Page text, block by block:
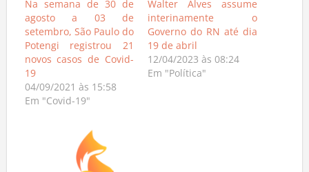
Na semana de 30 de
agosto a 03 de
setembro, São Paulo do
Potengi registrou 21
novos casos de Covid-
19
04/09/2021 às 15:58
Em "Covid-19"
Walter Alves assume
interinamente o
Governo do RN até dia
19 de abril
12/04/2023 às 08:24
Em "Política"